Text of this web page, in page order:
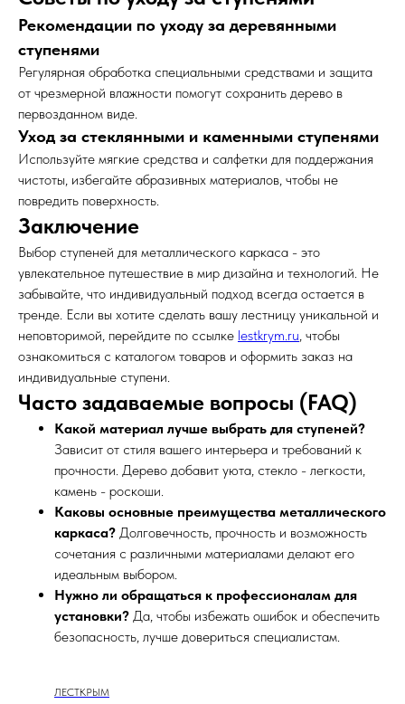
Рекомендации по уходу за деревянными
ступенями
Регулярная обработка специальными средствами и защита
от чрезмерной влажности помогут сохранить дерево в
первозданном виде.
Уход за стеклянными и каменными ступенями
Используйте мягкие средства и салфетки для поддержания
чистоты, избегайте абразивных материалов, чтобы не
повредить поверхность.
Заключение
Выбор ступеней для металлического каркаса - это
увлекательное путешествие в мир дизайна и технологий. Не
забывайте, что индивидуальный подход всегда остается в
тренде. Если вы хотите сделать вашу лестницу уникальной и
неповторимой, перейдите по ссылке lestkrym.ru, чтобы
ознакомиться с каталогом товаров и оформить заказ на
индивидуальные ступени.
Часто задаваемые вопросы (FAQ)
Какой материал лучше выбрать для ступеней?
Зависит от стиля вашего интерьера и требований к
прочности. Дерево добавит уюта, стекло - легкости,
камень - роскоши.
Каковы основные преимущества металлического
каркаса? Долговечность, прочность и возможность
сочетания с различными материалами делают его
идеальным выбором.
Нужно ли обращаться к профессионалам для
установки? Да, чтобы избежать ошибок и обеспечить
безопасность, лучше довериться специалистам.
ЛЕСТКРЫМ